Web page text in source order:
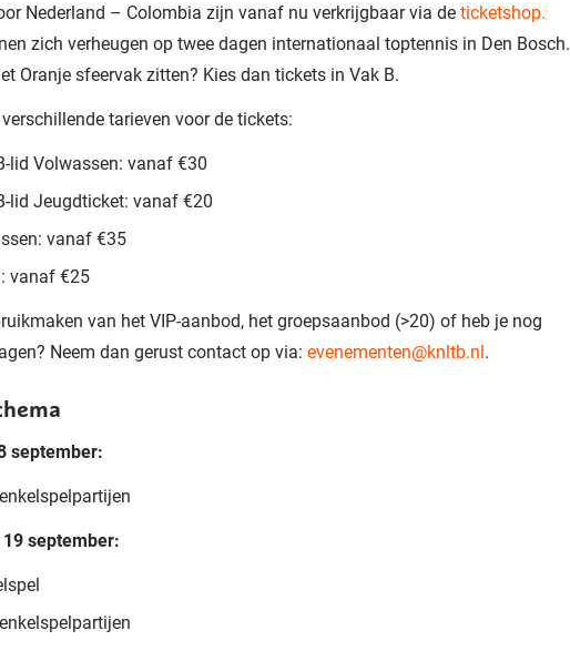
Nederland – Colombia zijn vanaf nu verkrijgbaar via de ticketshop.
zich verheugen op twee dagen internationaal toptennis in Den Bosch.
Oranje sfeervak zitten? Kies dan tickets in Vak B.
verschillende tarieven voor de tickets:
lid Volwassen: vanaf €30
lid Jeugdticket: vanaf €20
vanaf €35
vanaf €25
van het VIP-aanbod, het groepsaanbod (>20) of heb je nog
Neem dan gerust contact op via: evenementen@knltb.nl.
september:
september: